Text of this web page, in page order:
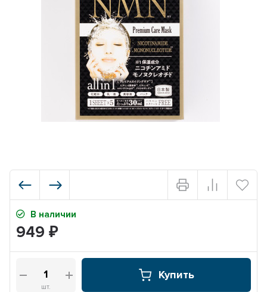
В наличии
949₽
шт.
Купить